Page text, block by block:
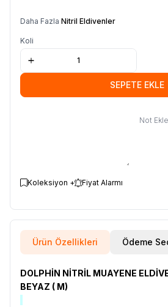
Daha Fazla Nitril Eldivenler
Koli
SEPETE EKLE
Not Ekle
Koleksiyon + Fiyat Alarmı
Ürün Özellikleri Ödeme
DOLPHİN NİTRİL MUAYENE
BEYAZ ( M)